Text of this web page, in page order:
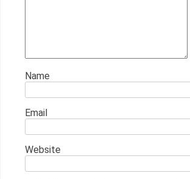
Name
Email
Website